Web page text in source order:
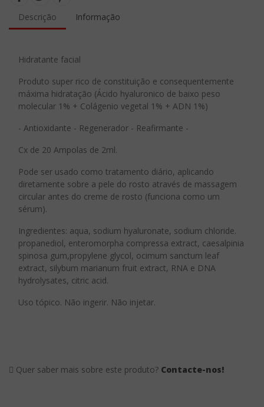
Descrição Informação
Hidratante facial
Produto super rico de constituição e consequentemente
máxima hidratação (Ácido hyaluronico de baixo peso
molecular 1% + Colágenio vegetal 1% + ADN 1%)
- Antioxidante - Regenerador - Reafirmante -
Cx de 20 Ampolas de 2ml.
Pode ser usado como tratamento diário, aplicando
diretamente sobre a pele do rosto através de massagem
circular antes do creme de rosto (funciona como um
sérum).
Ingredientes: aqua, sodium hyaluronate, sodium chloride.
propanediol, enteromorpha compressa extract, caesalpinia
spinosa gum,propylene glycol, ocimum sanctum leaf
extract, silybum marianum fruit extract, RNA e DNA
hydrolysates, citric acid.
Uso tópico. Não ingerir. Não injetar.
Quer saber mais sobre este produto? Contacte-nos!